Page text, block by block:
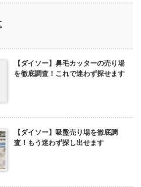
【ダイソー】鼻毛カッターの売り場
を徹底調査！これで迷わず探せます
【ダイソー】吸盤売り場を徹底調
査！もう迷わず探し出せます